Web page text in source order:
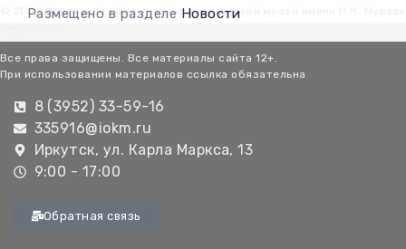
Размещено в разделе Новости
© 2026 Иркутский областной краеведческий музей имени Н.Н.
Все права защищены. Все материалы сайта 12+.
При использовании материалов ссылка обязательна
8 (3952) 33-59-16
335916@iokm.ru
Иркутск, ул. Карла Маркса, 13
9:00 - 17:00
Обратная связь